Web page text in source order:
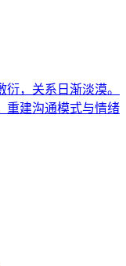
，关系日渐淡漠。
重建沟通模式与情绪